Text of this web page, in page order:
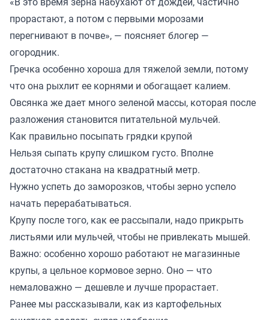
прорастают, а потом с первыми морозами
перегнивают в почве», — поясняет блогер —
огородник.
Гречка особенно хороша для тяжелой земли, потому
что она рыхлит ее корнями и обогащает калием.
Овсянка же дает много зеленой массы, которая после
разложения становится питательной мульчей.
Как правильно посыпать грядки крупой
Нельзя сыпать крупу слишком густо. Вполне
достаточно стакана на квадратный метр.
Нужно успеть до заморозков, чтобы зерно успело
начать перерабатываться.
Крупу после того, как ее рассыпали, надо прикрыть
листьями или мульчей, чтобы не привлекать мышей.
Важно: особенно хорошо работают не магазинные
крупы, а цельное кормовое зерно. Оно — что
немаловажно — дешевле и лучше прорастает.
Ранее мы рассказывали, как из картофельных